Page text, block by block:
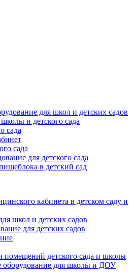
для школ и детских садов
и детского сада
сада
сада
для детского сада
в детский сад
кабинета в детском саду и
школ и детских садов
для детских садов
помещений детского сада и школы
оборудование для школы и ДОУ